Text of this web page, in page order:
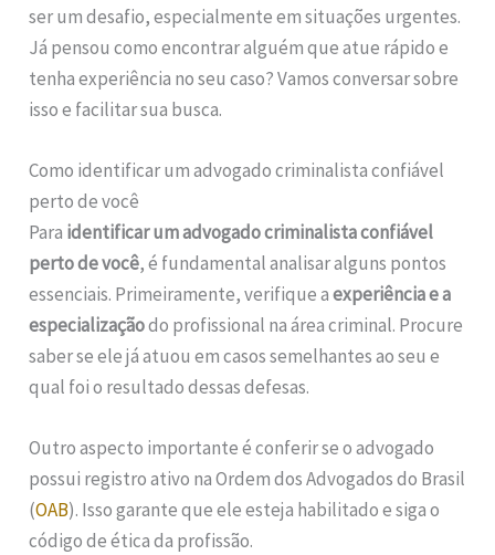
ser um desafio, especialmente em situações urgentes.
Já pensou como encontrar alguém que atue rápido e
tenha experiência no seu caso? Vamos conversar sobre
isso e facilitar sua busca.
Como identificar um advogado criminalista confiável
perto de você
Para identificar um advogado criminalista confiável
perto de você, é fundamental analisar alguns pontos
essenciais. Primeiramente, verifique aexperiência e a
especializaçãodo profissional na área criminal. Procure
saber se ele já atuou em casos semelhantes ao seu e
qual foi o resultado dessas defesas.
Outro aspecto importante é conferir se o advogado
possui registro ativo na Ordem dos Advogados do Brasil
(OAB). Isso garante que ele esteja habilitado e siga o
código de ética da profissão.